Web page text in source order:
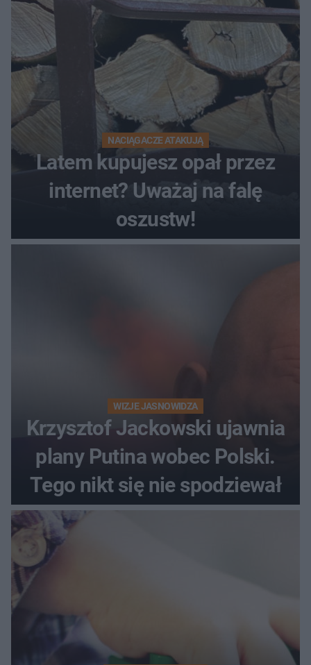
NACIĄGACZE ATAKUJĄ
Latem kupujesz opał przez
internet? Uważaj na falę
oszustw!
WIZJE JASNOWIDZA
Krzysztof Jackowski ujawnia
plany Putina wobec Polski.
Tego nikt się nie spodziewał